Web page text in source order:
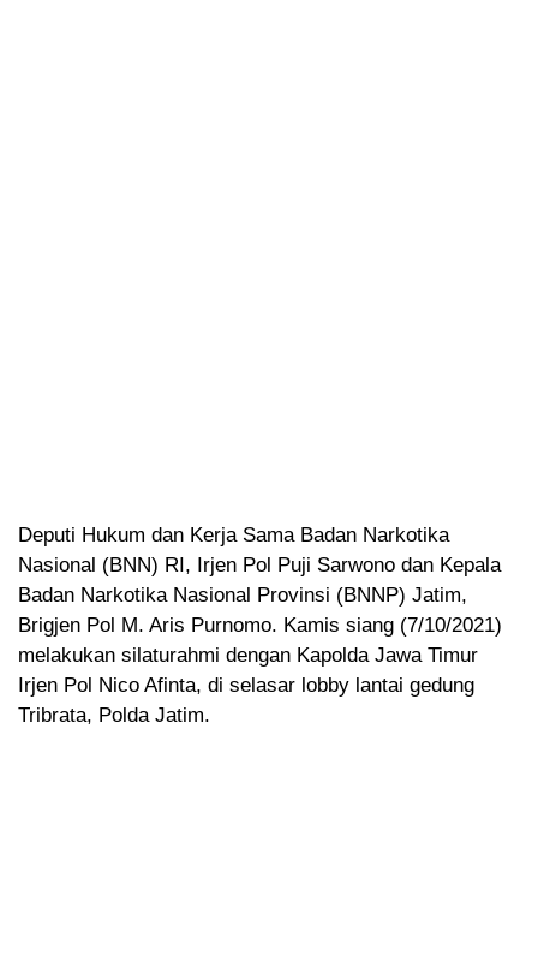
Deputi Hukum dan Kerja Sama Badan Narkotika
Nasional (BNN) RI, Irjen Pol Puji Sarwono dan Kepala
Badan Narkotika Nasional Provinsi (BNNP) Jatim,
Brigjen Pol M. Aris Purnomo. Kamis siang (7/10/2021)
melakukan silaturahmi dengan Kapolda Jawa Timur
Irjen Pol Nico Afinta, di selasar lobby lantai gedung
Tribrata, Polda Jatim.